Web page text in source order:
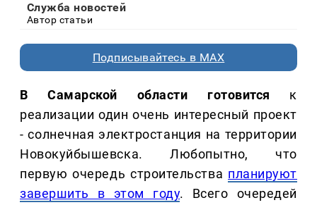
Служба новостей
Автор статьи
Подписывайтесь в MAX
В Самарской области готовится к
реализации один очень интересный проект
- солнечная электростанция на территории
Новокуйбышевска. Любопытно, что
первую очередь строительства планируют
завершить в этом году. Всего очередей